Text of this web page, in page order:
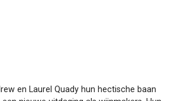
en Laurel Quady hun hectische baan